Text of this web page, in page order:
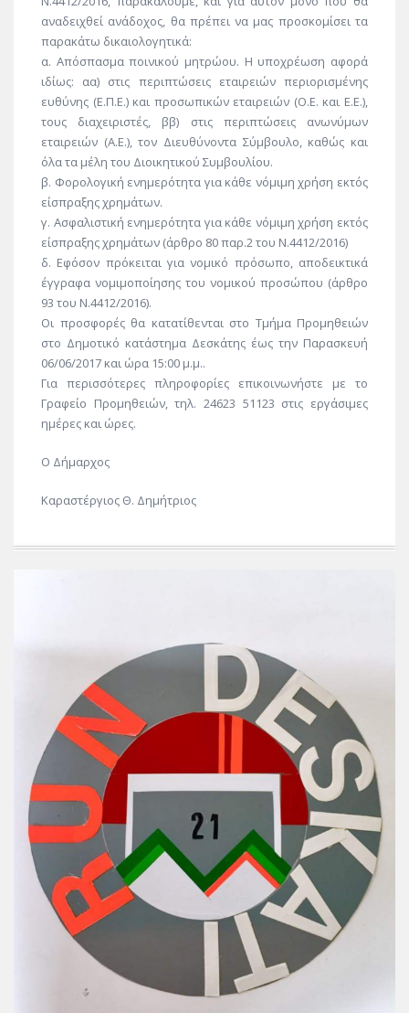
αναδειχθεί ανάδοχος, θα πρέπει να μας προσκομίσει τα
παρακάτω δικαιολογητικά:
α. Απόσπασμα ποινικού μητρώου. Η υποχρέωση αφορά
ιδίως: αα) στις περιπτώσεις εταιρειών περιορισμένης
ευθύνης (Ε.Π.Ε.) και προσωπικών εταιρειών (Ο.Ε. και Ε.Ε.),
τους διαχειριστές, ββ) στις περιπτώσεις ανωνύμων
εταιρειών (Α.Ε.), τον Διευθύνοντα Σύμβουλο, καθώς και
όλα τα μέλη του Διοικητικού Συμβουλίου.
β. Φορολογική ενημερότητα για κάθε νόμιμη χρήση εκτός
είσπραξης χρημάτων.
γ. Ασφαλιστική ενημερότητα για κάθε νόμιμη χρήση εκτός
είσπραξης χρημάτων (άρθρο 80 παρ.2 του Ν.4412/2016)
δ. Εφόσον πρόκειται για νομικό πρόσωπο, αποδεικτικά
έγγραφα νομιμοποίησης του νομικού προσώπου (άρθρο
93 του Ν.4412/2016).
Οι προσφορές θα κατατίθενται στο Τμήμα Προμηθειών
στο Δημοτικό κατάστημα Δεσκάτης έως την Παρασκευή
06/06/2017 και ώρα 15:00 μ.μ..
Για περισσότερες πληροφορίες επικοινωνήστε με το
Γραφείο Προμηθειών, τηλ. 24623 51123 στις εργάσιμες
ημέρες και ώρες.
Ο Δήμαρχος
Καραστέργιος Θ. Δημήτριος